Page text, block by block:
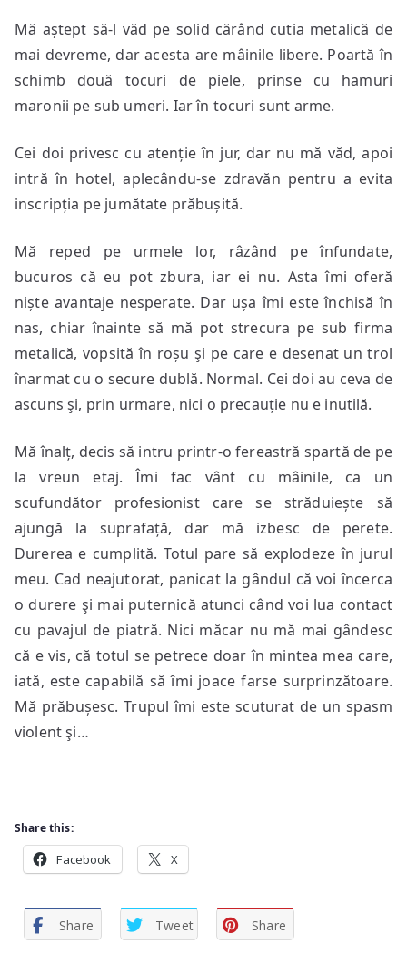
Mă aștept să-l văd pe solid cărând cutia metalică de
mai devreme, dar acesta are mâinile libere. Poartă în
schimb două tocuri de piele, prinse cu hamuri
maronii pe sub umeri. Iar în tocuri sunt arme.
Cei doi privesc cu atenție în jur, dar nu mă văd, apoi
intră în hotel, aplecându-se zdravăn pentru a evita
inscripția pe jumătate prăbușită.
Mă reped pe urmele lor, râzând pe înfundate,
bucuros că eu pot zbura, iar ei nu. Asta îmi oferă
niște avantaje nesperate. Dar ușa îmi este închisă în
nas, chiar înainte să mă pot strecura pe sub firma
metalică, vopsită în roșu şi pe care e desenat un trol
înarmat cu o secure dublă. Normal. Cei doi au ceva de
ascuns şi, prin urmare, nici o precauție nu e inutilă.
Mă înalț, decis să intru printr-o fereastră spartă de pe
la vreun etaj. Îmi fac vânt cu mâinile, ca un
scufundător profesionist care se străduiește să
ajungă la suprafață, dar mă izbesc de perete.
Durerea e cumplită. Totul pare să explodeze în jurul
meu. Cad neajutorat, panicat la gândul că voi încerca
o durere şi mai puternică atunci când voi lua contact
cu pavajul de piatră. Nici măcar nu mă mai gândesc
că e vis, că totul se petrece doar în mintea mea care,
iată, este capabilă să îmi joace farse surprinzătoare.
Mă prăbușesc. Trupul îmi este scuturat de un spasm
violent şi…
Share this:
Facebook X
Share Tweet Share